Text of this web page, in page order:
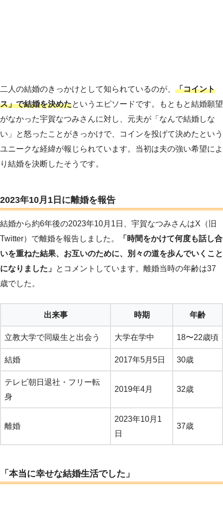
二人の結婚のきっかけとして知られているのが、 「コイント
ス」で結婚を決めたというエピソードです。もともと結婚願望
がなかった宇賀なつみさんに対し、元夫が「なんで結婚しな
い」と怒ったことがきっかけで、コインを投げて決めたという
ユニークな経緯が報じられています。当初は夫の強い希望によ
り結婚を決断したそうです。
2023年10月1日に離婚を報告
結婚から約6年後の2023年10月1日、宇賀なつみさんはX（旧
Twitter）で離婚を報告しました。
「時間をかけて何度も話し合
いを重ねた結果、お互いのために、別々の道を歩んでいくこと
になりました」 とコメントしています。離婚当時の年齢は37
歳でした。
出来事 時期 年齢
立教大学で同級生と出会う 大学在学中 18〜22歳頃
結婚 2017年5月5日 30歳
テレビ朝日退社・フリー転
身
2019年4月 32歳
離婚
2023年10月1
日
37歳
「本当に幸せな結婚生活でした」